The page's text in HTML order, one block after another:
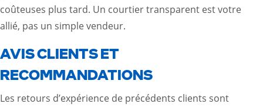
coûteuses plus tard. Un courtier transparent est votre
allié, pas un simple vendeur.
AVIS CLIENTS ET
RECOMMANDATIONS
Les retours d’expérience de précédents clients sont